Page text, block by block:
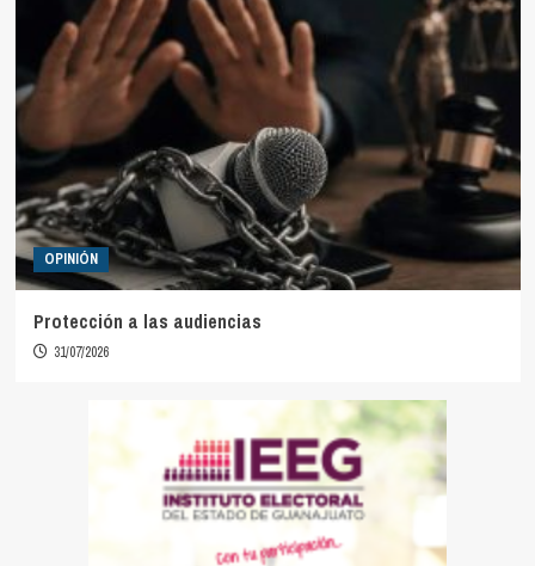
OPINIÓN
Protección a las audiencias
31/07/2026